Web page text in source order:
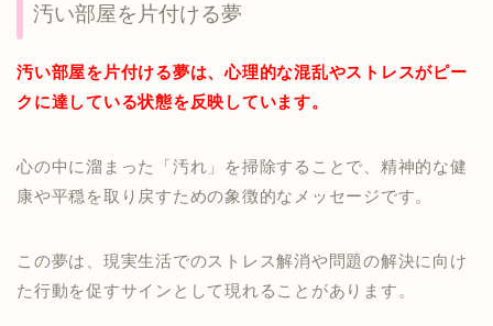
汚い部屋を片付ける夢
汚い部屋を片付ける夢は、心理的な混乱やストレスがピー
クに達している状態を反映しています。
心の中に溜まった「汚れ」を掃除することで、精神的な健
康や平穏を取り戻すための象徴的なメッセージです。
この夢は、現実生活でのストレス解消や問題の解決に向け
た行動を促すサインとして現れることがあります。